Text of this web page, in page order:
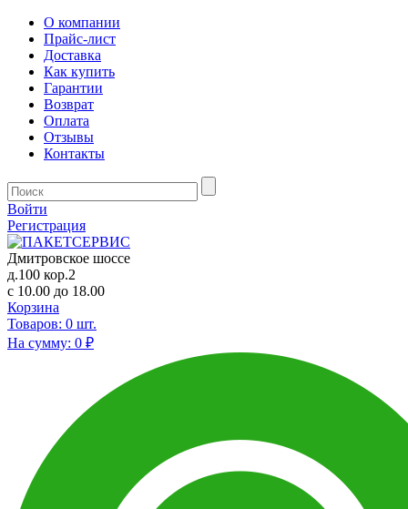
О компании
Прайс-лист
Доставка
Как купить
Гарантии
Возврат
Оплата
Отзывы
Контакты
Войти
Регистрация
Дмитровское шоссе
д.100 кор.2
с 10.00 до 18.00
Корзина
Товаров: 0 шт.
На сумму: 0 ₽